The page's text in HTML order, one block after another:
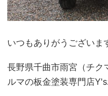
いつもありがうございま
長野県千曲市雨宮（チク
ルマの板金塗装専門店